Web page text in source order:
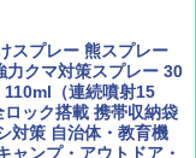
ＡＮ)
パ
スピーク) 着替えテン
【中が透けない】 1
ッズ 災害用トイレ ビ
アップテント 携帯 簡
ー)
スプレー 熊スプレー
力クマ対策スプレー 30
（連続噴射15
ック搭載 携帯収納袋
対策 自治体・教育機
ャンプ・アウトドア・